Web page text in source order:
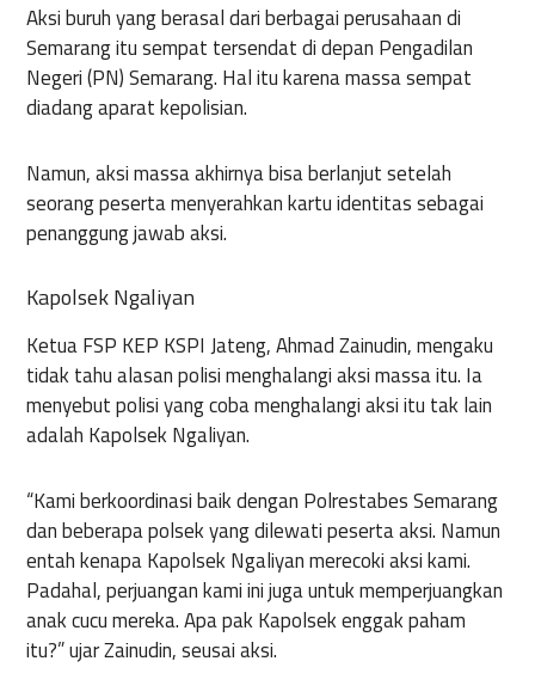
Aksi buruh yang berasal dari berbagai perusahaan di
Semarang itu sempat tersendat di depan Pengadilan
Negeri (PN) Semarang. Hal itu karena massa sempat
diadang aparat kepolisian.
Namun, aksi massa akhirnya bisa berlanjut setelah
seorang peserta menyerahkan kartu identitas sebagai
penanggung jawab aksi.
Kapolsek Ngaliyan
Ketua FSP KEP KSPI Jateng, Ahmad Zainudin, mengaku
tidak tahu alasan polisi menghalangi aksi massa itu. Ia
menyebut polisi yang coba menghalangi aksi itu tak lain
adalah Kapolsek Ngaliyan.
“Kami berkoordinasi baik dengan Polrestabes Semarang
dan beberapa polsek yang dilewati peserta aksi. Namun
entah kenapa Kapolsek Ngaliyan merecoki aksi kami.
Padahal, perjuangan kami ini juga untuk memperjuangkan
anak cucu mereka. Apa pak Kapolsek enggak paham
itu?” ujar Zainudin, seusai aksi.